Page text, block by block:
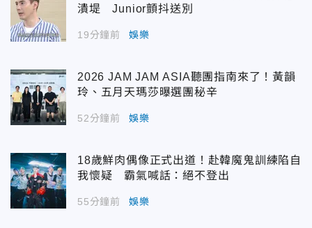
潰堤 Junior顫抖送別
19分鐘前 娛樂
2026 JAM JAM ASIA聽團指南來了！黃韻
玲、五月天瑪莎曝選團秘辛
52分鐘前 娛樂
18歲鮮肉偶像正式出道！赴韓魔鬼訓練陷自
我懷疑 霸氣喊話：絕不登出
55分鐘前 娛樂